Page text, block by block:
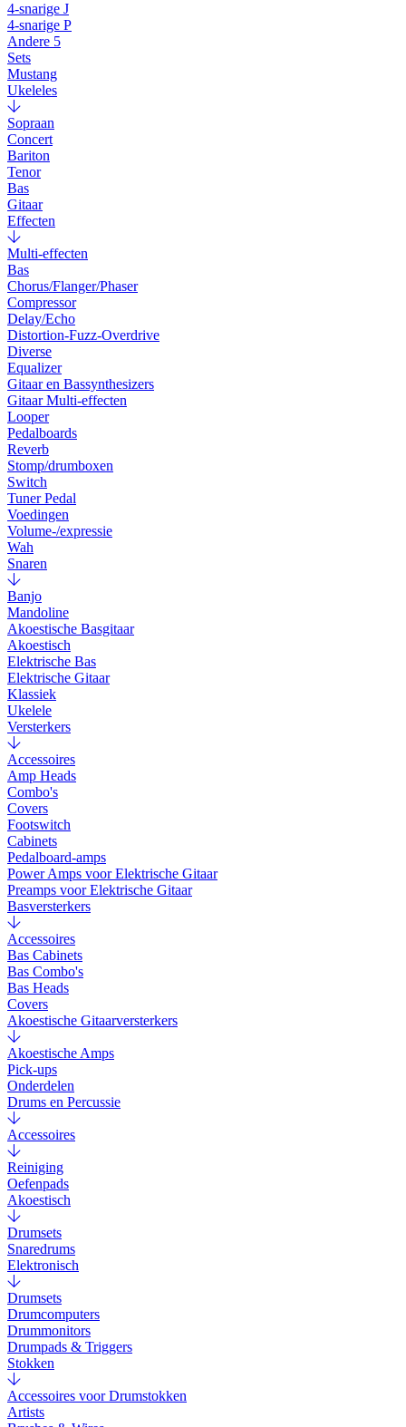
4-snarige J
4-snarige P
Andere 5
Sets
Mustang
Ukeleles
Sopraan
Concert
Bariton
Tenor
Bas
Gitaar
Effecten
Multi-effecten
Bas
Chorus/Flanger/Phaser
Compressor
Delay/Echo
Distortion-Fuzz-Overdrive
Diverse
Equalizer
Gitaar en Bassynthesizers
Gitaar Multi-effecten
Looper
Pedalboards
Reverb
Stomp/drumboxen
Switch
Tuner Pedal
Voedingen
Volume-/expressie
Wah
Snaren
Banjo
Mandoline
Akoestische Basgitaar
Akoestisch
Elektrische Bas
Elektrische Gitaar
Klassiek
Ukelele
Versterkers
Accessoires
Amp Heads
Combo's
Covers
Footswitch
Cabinets
Pedalboard-amps
Power Amps voor Elektrische Gitaar
Preamps voor Elektrische Gitaar
Basversterkers
Accessoires
Bas Cabinets
Bas Combo's
Bas Heads
Covers
Akoestische Gitaarversterkers
Akoestische Amps
Pick-ups
Onderdelen
Drums en Percussie
Accessoires
Reiniging
Oefenpads
Akoestisch
Drumsets
Snaredrums
Elektronisch
Drumsets
Drumcomputers
Drummonitors
Drumpads & Triggers
Stokken
Accessoires voor Drumstokken
Artists